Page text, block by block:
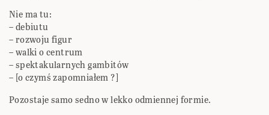
Nie ma tu:
– debiutu
– rozwoju figur
– walki o centrum
– spektakularnych gambitów
– [o czymś zapomniałem ?]
Pozostaje samo sedno w lekko odmiennej formie.